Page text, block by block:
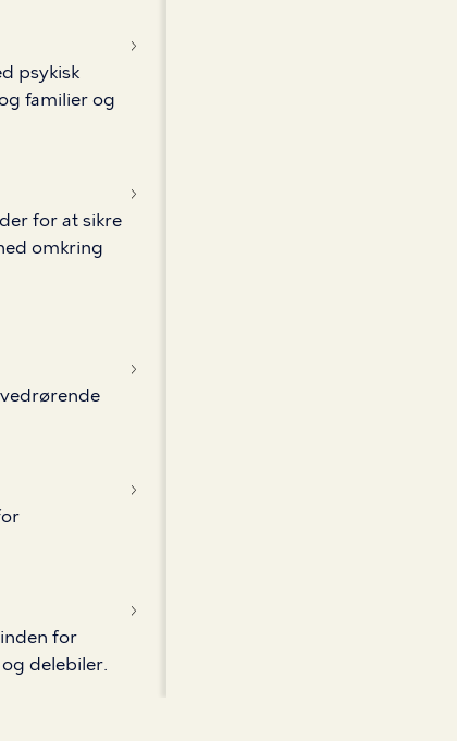
psykisk
familier og
for at sikre
omkring
for
delebiler.